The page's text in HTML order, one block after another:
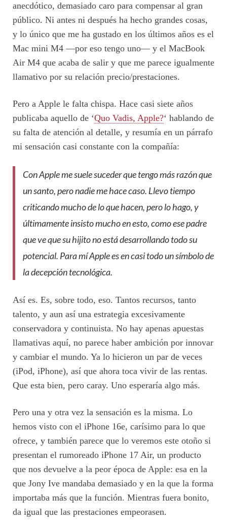
anecdótico, demasiado caro para compensar al gran
público. Ni antes ni después ha hecho grandes cosas,
y lo único que me ha gustado en los últimos años es el
Mac mini M4 —por eso tengo uno— y el MacBook
Air M4 que acaba de salir y que me parece igualmente
llamativo por su relación precio/prestaciones.
Pero a Apple le falta chispa. Hace casi siete años
publicaba aquello de ‘Quo Vadis, Apple?‘ hablando de
su falta de atención al detalle, y resumía en un párrafo
mi sensación casi constante con la compañía:
Con Apple me suele suceder que tengo más razón que
un santo, pero nadie me hace caso. Llevo tiempo
criticando mucho de lo que hacen, pero lo hago, y
últimamente insisto mucho en esto, como ese padre
que ve que su hijito no está desarrollando todo su
potencial. Para mí Apple es en casi todo un símbolo de
la decepción tecnológica.
Así es. Es, sobre todo, eso. Tantos recursos, tanto
talento, y aun así una estrategia excesivamente
conservadora y continuista. No hay apenas apuestas
llamativas aquí, no parece haber ambición por innovar
y cambiar el mundo. Ya lo hicieron un par de veces
(iPod, iPhone), así que ahora toca vivir de las rentas.
Que esta bien, pero caray. Uno esperaría algo más.
Pero una y otra vez la sensación es la misma. Lo
hemos visto con el iPhone 16e, carísimo para lo que
ofrece, y también parece que lo veremos este otoño si
presentan el rumoreado iPhone 17 Air, un producto
que nos devuelve a la peor época de Apple: esa en la
que Jony Ive mandaba demasiado y en la que la forma
importaba más que la función. Mientras fuera bonito,
da igual que las prestaciones empeorasen.